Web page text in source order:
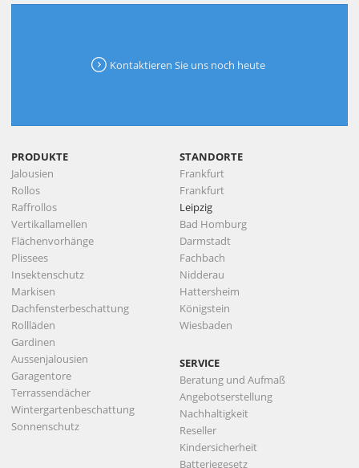
Kontaktieren Sie uns noch heute
PRODUKTE
Jalousien
Rollos
Raffrollos
Vertikallamellen
Flächenvorhänge
Plissees
Insektenschutz
Markisen
Dachfensterbeschattung
Rollläden
Gardinen
Aussenjalousien
Garagentore
Terrassendächer
Wintergartenbeschattung
Sonnenschutz
STANDORTE
Frankfurt
Frankfurt
Leipzig
Bad Homburg
Darmstadt
Fachbach
Nidderau
Hattersheim
Königstein
Wiesbaden
SERVICE
Beratung und Aufmaß
Angebotserstellung
Nachhaltigkeit
Reseller
Kindersicherheit
Batteriegesetz